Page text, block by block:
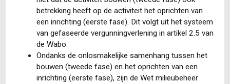
betrekking heeft op de activiteit het oprichten van
een inrichting (eerste fase). Dit volgt uit het systeem
van gefaseerde vergunningverlening in artikel 2.5 van
de Wabo.
Ondanks de onlosmakelijke samenhang tussen het
bouwen (tweede fase) en het oprichten van een
inrichting (eerste fase), zijn de Wet milieubeheer